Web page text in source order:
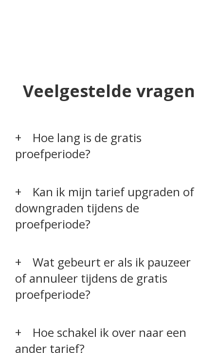
Veelgestelde vragen
Hoe lang is de gratis
proefperiode?
Kan ik mijn tarief upgraden of
downgraden tijdens de
proefperiode?
Wat gebeurt er als ik pauzeer
of annuleer tijdens de gratis
proefperiode?
Hoe schakel ik over naar een
ander tarief?